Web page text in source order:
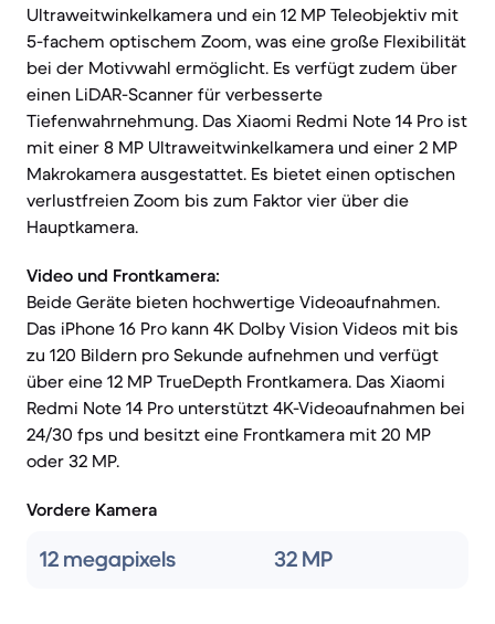
Ultraweitwinkelkamera und ein 12 MP Teleobjektiv mit
5-fachem optischem Zoom, was eine große Flexibilität
bei der Motivwahl ermöglicht. Es verfügt zudem über
einen LiDAR-Scanner für verbesserte
Tiefenwahrnehmung. Das Xiaomi Redmi Note 14 Pro ist
mit einer 8 MP Ultraweitwinkelkamera und einer 2 MP
Makrokamera ausgestattet. Es bietet einen optischen
verlustfreien Zoom bis zum Faktor vier über die
Hauptkamera.
Video und Frontkamera:
Beide Geräte bieten hochwertige Videoaufnahmen.
Das iPhone 16 Pro kann 4K Dolby Vision Videos mit bis
zu 120 Bildern pro Sekunde aufnehmen und verfügt
über eine 12 MP TrueDepth Frontkamera. Das Xiaomi
Redmi Note 14 Pro unterstützt 4K-Videoaufnahmen bei
24/30 fps und besitzt eine Frontkamera mit 20 MP
oder 32 MP.
Vordere Kamera
12 megapixels 32 MP